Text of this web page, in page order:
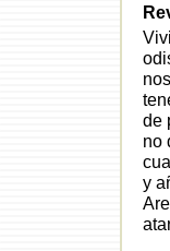
de
no
y